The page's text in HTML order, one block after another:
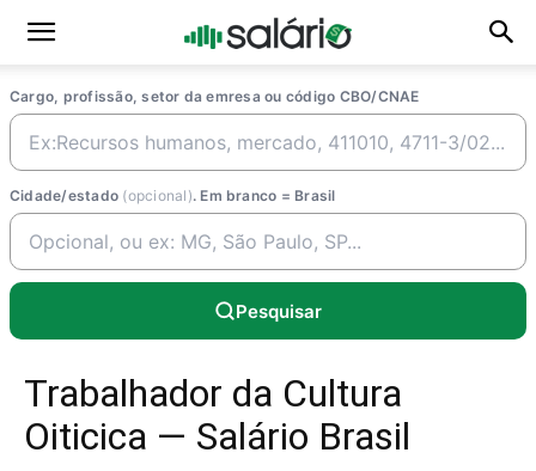
Cargo, profissão, setor da emresa ou código CBO/CNAE
Cidade/estado (opcional). Em branco = Brasil
Pesquisar
Trabalhador da Cultura
Oiticica — Salário Brasil